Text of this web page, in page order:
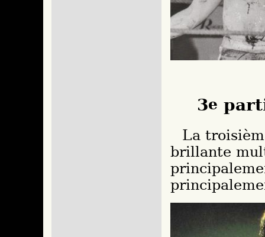
3e
La troisième partie se déroulera avec une tenue
brillante